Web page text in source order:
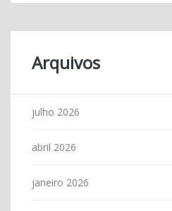
Arquivos
julho 2026
abril 2026
janeiro 2026